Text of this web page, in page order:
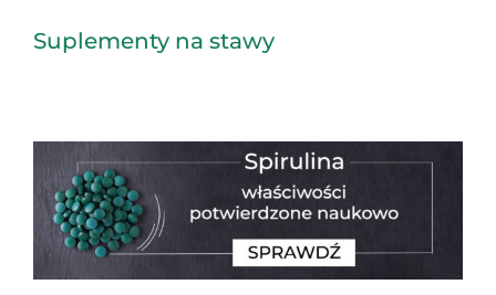
Suplementy na stawy